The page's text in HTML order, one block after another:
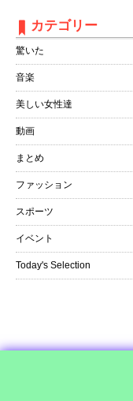
カテゴリー
驚いた
音楽
美しい女性達
動画
まとめ
ファッション
スポーツ
イベント
Today's Selection